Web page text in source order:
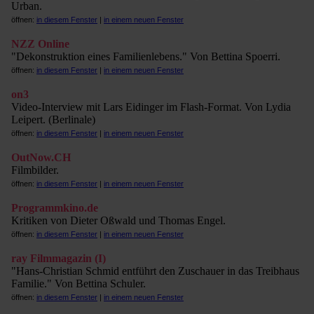
Urban.
öffnen: in diesem Fenster | in einem neuen Fenster
NZZ Online
"Dekonstruktion eines Familienlebens." Von Bettina Spoerri.
öffnen: in diesem Fenster | in einem neuen Fenster
on3
Video-Interview mit Lars Eidinger im Flash-Format. Von Lydia
Leipert. (Berlinale)
öffnen: in diesem Fenster | in einem neuen Fenster
OutNow.CH
Filmbilder.
öffnen: in diesem Fenster | in einem neuen Fenster
Programmkino.de
Kritiken von Dieter Oßwald und Thomas Engel.
öffnen: in diesem Fenster | in einem neuen Fenster
ray Filmmagazin (I)
"Hans-Christian Schmid entführt den Zuschauer in das Treibhaus
Familie." Von Bettina Schuler.
öffnen: in diesem Fenster | in einem neuen Fenster